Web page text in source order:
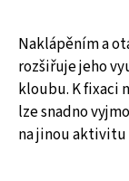
Naklápěním a
rozšiřuje jeho
kloubu. K fixaci
lze snadno
na jinou aktivitu